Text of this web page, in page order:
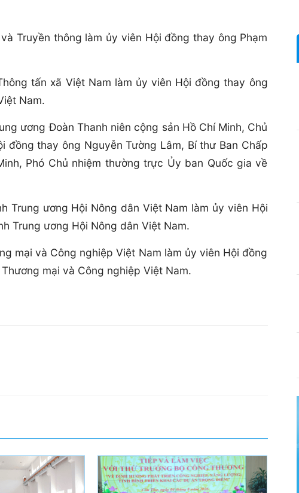
Truyền thông làm ủy viên Hội đồng thay ông Phạm
tấn xã Việt Nam làm ủy viên Hội đồng thay ông
Nam.
ương Đoàn Thanh niên cộng sản Hồ Chí Minh, Chủ
đồng thay ông Nguyễn Tường Lâm, Bí thư Ban Chấp
Phó Chủ nhiệm thường trực Ủy ban Quốc gia về
Trung ương Hội Nông dân Việt Nam làm ủy viên Hội
Trung ương Hội Nông dân Việt Nam.
mại và Công nghiệp Việt Nam làm ủy viên Hội đồng
mại và Công nghiệp Việt Nam.